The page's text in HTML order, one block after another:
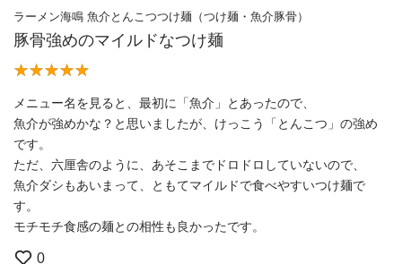
ラーメン海鳴 魚介とんこつつけ麺（つけ麺・魚介豚骨）
豚骨強めのマイルドなつけ麺
メニュー名を見ると、最初に「魚介」とあったので、
魚介が強めかな？と思いましたが、けっこう「とんこつ」の強め
です。
ただ、六厘舎のように、あそこまでドロドロしていないので、
魚介ダシもあいまって、ともてマイルドで食べやすいつけ麺で
す。
モチモチ食感の麺との相性も良かったです。
0